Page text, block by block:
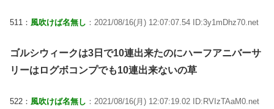
511： 風吹けば名無し ：2021/08/16(月) 12:07:07.54 ID:3y1mDhz70.net
ゴルシウィークは3日で10連出来たのにハーフアニバーサ
リーはログボコンプでも10連出来ないの草
522： 風吹けば名無し ：2021/08/16(月) 12:07:19.02 ID:RVIzTAaM0.net